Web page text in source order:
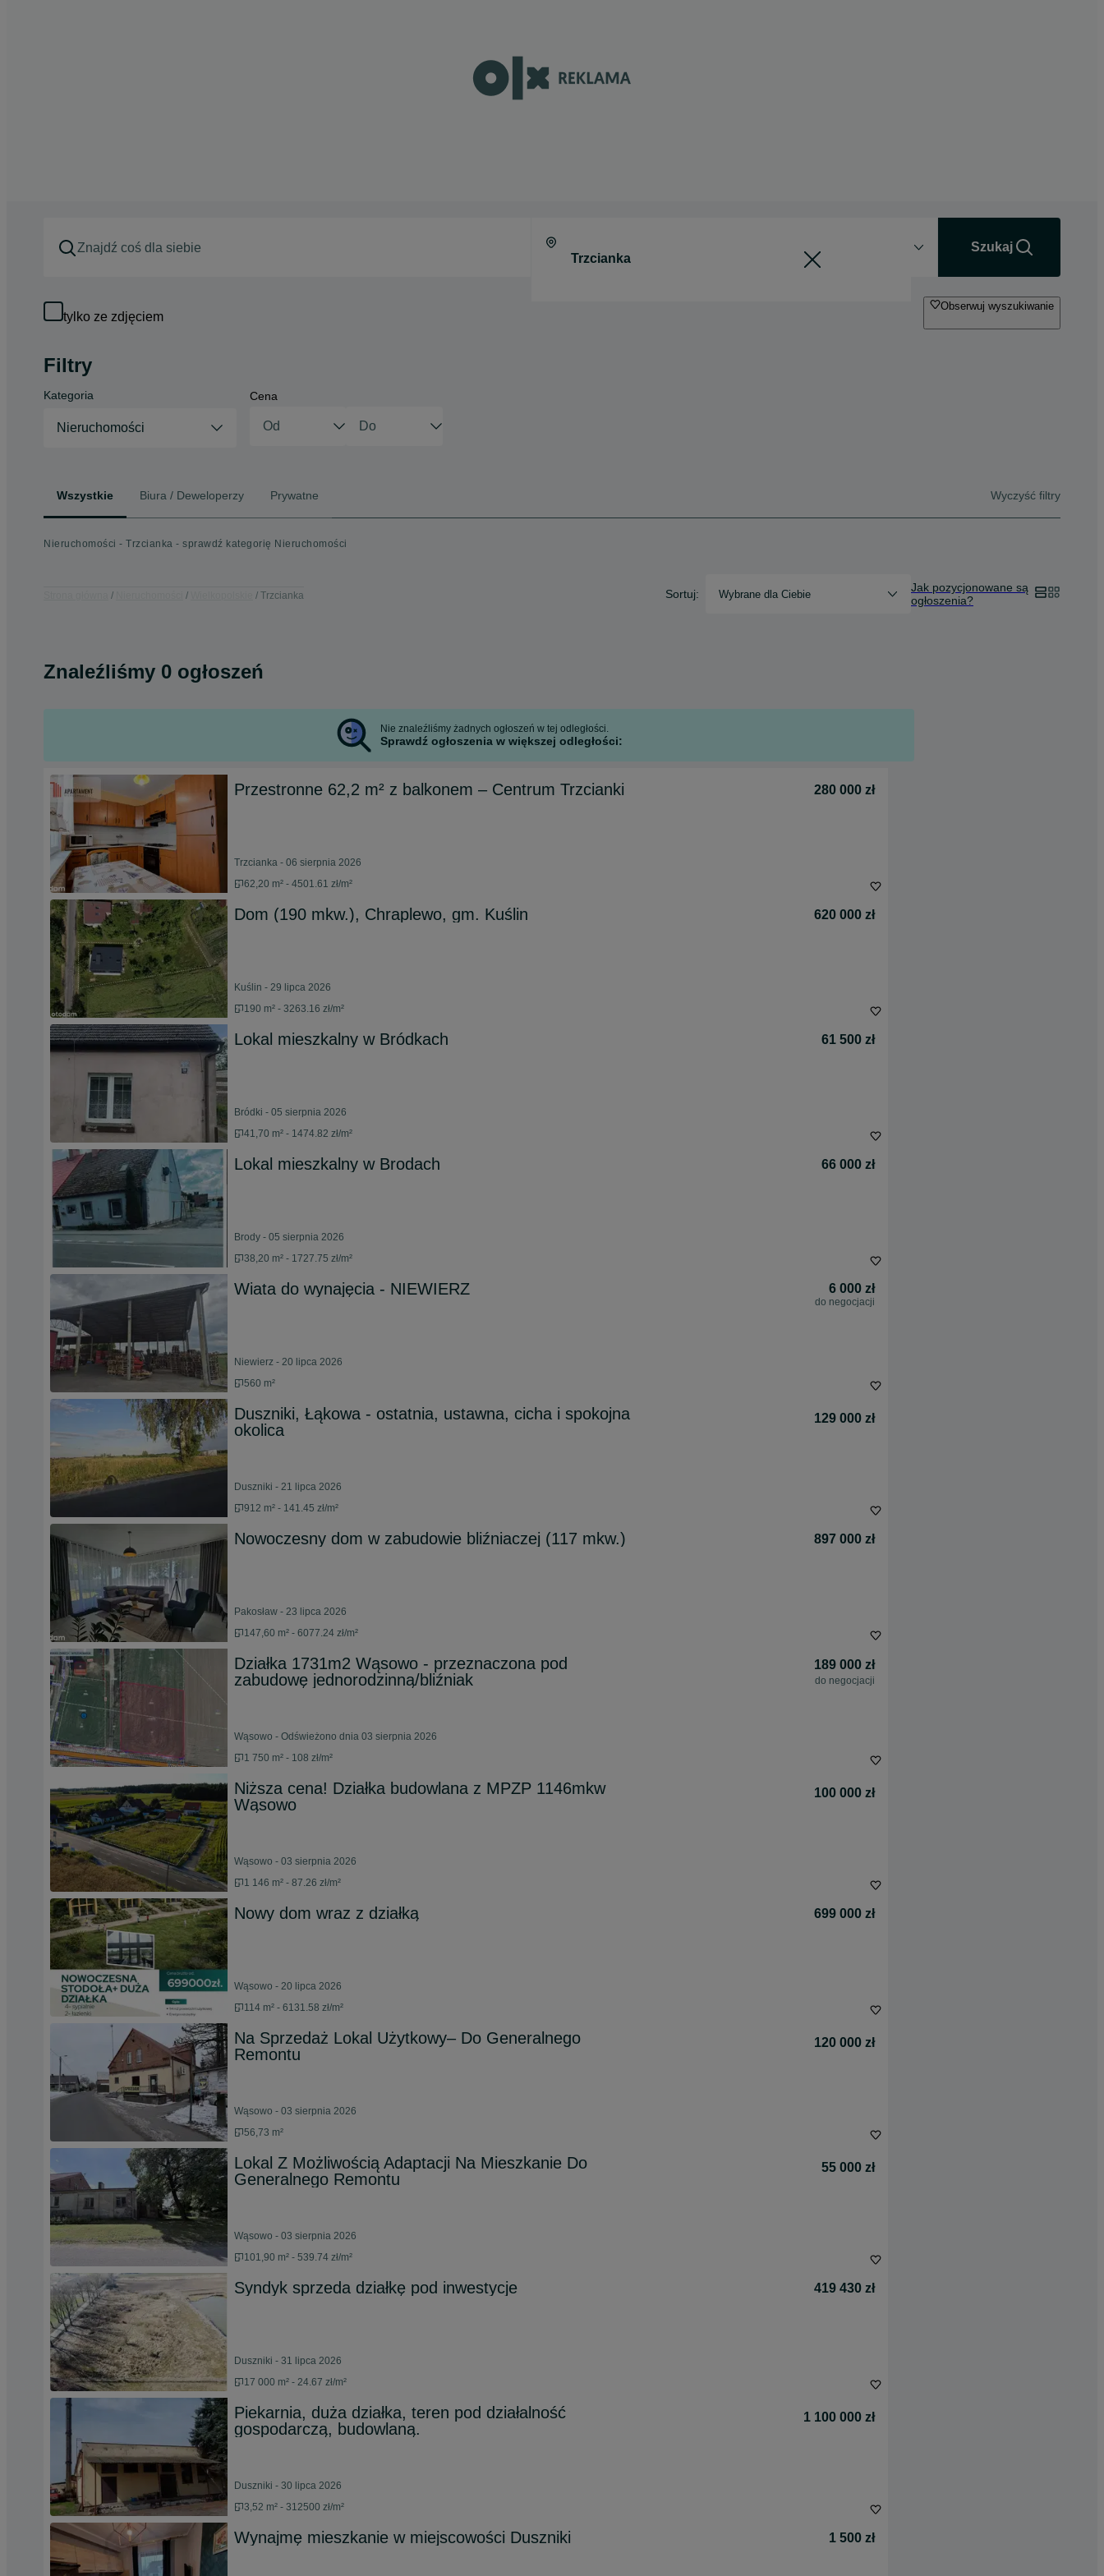
Szukaj
tylko ze zdjęciem
Obserwuj wyszukiwanie
Filtry
Kategoria
Nieruchomości
Cena
Wszystkie Biura / Deweloperzy Prywatne Wyczyść filtry
Nieruchomości - Trzcianka - sprawdź kategorię Nieruchomości
Trzcianka Sortuj: Wybrane dla Ciebie
Jak pozycjonowane są
ogłoszenia?
Znaleźliśmy 0 ogłoszeń
Nie znaleźliśmy żadnych ogłoszeń w tej odległości.
Sprawdź ogłoszenia w większej odległości:
Przestronne 62,2 m² z balkonem – Centrum Trzcianki 280 000 zł
Trzcianka - 06 sierpnia 2026
62,20 m² - 4501.61 zł/m²
Dom (190 mkw.), Chraplewo, gm. Kuślin 620 000 zł
Kuślin - 29 lipca 2026
190 m² - 3263.16 zł/m²
Lokal mieszkalny w Bródkach 61 500 zł
Bródki - 05 sierpnia 2026
41,70 m² - 1474.82 zł/m²
Lokal mieszkalny w Brodach 66 000 zł
Brody - 05 sierpnia 2026
38,20 m² - 1727.75 zł/m²
Wiata do wynajęcia - NIEWIERZ 6 000 zł
do negocjacji
Niewierz - 20 lipca 2026
560 m²
Duszniki, Łąkowa - ostatnia, ustawna, cicha i spokojna
okolica
129 000 zł
Duszniki - 21 lipca 2026
912 m² - 141.45 zł/m²
Nowoczesny dom w zabudowie bliźniaczej (117 mkw.) 897 000 zł
Pakosław - 23 lipca 2026
147,60 m² - 6077.24 zł/m²
Działka 1731m2 Wąsowo - przeznaczona pod
zabudowę jednorodzinną/bliźniak
189 000 zł
do negocjacji
Wąsowo - Odświeżono dnia 03 sierpnia 2026
1 750 m² - 108 zł/m²
Niższa cena! Działka budowlana z MPZP 1146mkw
Wąsowo
100 000 zł
Wąsowo - 03 sierpnia 2026
1 146 m² - 87.26 zł/m²
Nowy dom wraz z działką 699 000 zł
Wąsowo - 20 lipca 2026
114 m² - 6131.58 zł/m²
Na Sprzedaż Lokal Użytkowy– Do Generalnego
Remontu
120 000 zł
Wąsowo - 03 sierpnia 2026
56,73 m²
Lokal Z Możliwością Adaptacji Na Mieszkanie Do
Generalnego Remontu
55 000 zł
Wąsowo - 03 sierpnia 2026
101,90 m² - 539.74 zł/m²
Syndyk sprzeda działkę pod inwestycje 419 430 zł
Duszniki - 31 lipca 2026
17 000 m² - 24.67 zł/m²
Piekarnia, duża działka, teren pod działalność
gospodarczą, budowlaną.
1 100 000 zł
Duszniki - 30 lipca 2026
3,52 m² - 312500 zł/m²
Wynajmę mieszkanie w miejscowości Duszniki 1 500 zł